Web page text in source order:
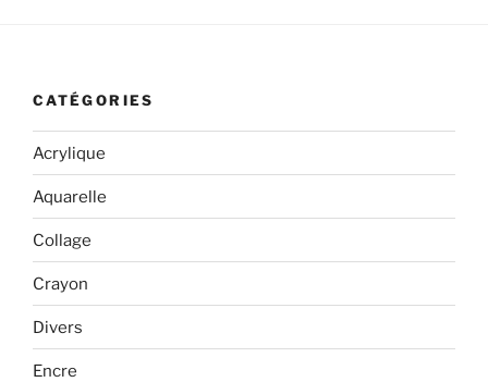
CATÉGORIES
Acrylique
Aquarelle
Collage
Crayon
Divers
Encre